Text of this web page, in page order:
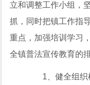
立和调整工作小组，
抓，同时把镇工作指
重点，加强培训学习
全镇普法宣传教育的
1、健全组织